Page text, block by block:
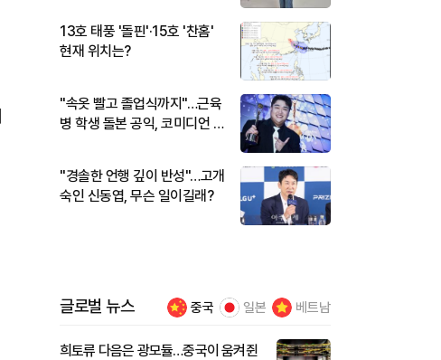
13호 태풍 '돌핀'·15호 '찬홈'
현재 위치는?
"속옷 빨고 졸업식까지"…근육
병 학생 돌본 공익, 코미디언 김
"경솔한 언행 깊이 반성"…고개
숙인 신동엽, 무슨 일이길래?
글로벌 뉴스 중국 일본 베트남
희토류 다음은 광모듈…중국이 움켜쥔